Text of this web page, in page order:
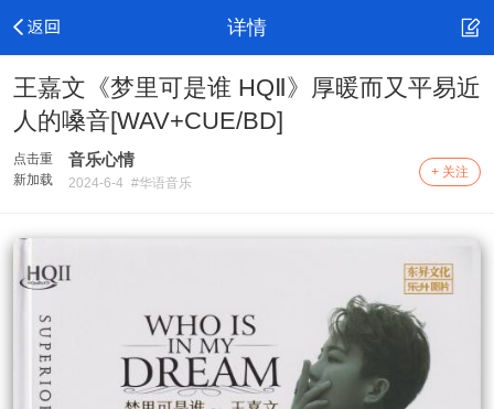
详情
王嘉文《梦里可是谁 HQⅡ》厚暖而又平易近
人的嗓音[WAV+CUE/BD]
点击重
新加载
音乐心情
2024-6-4 #华语音乐
+ 关注